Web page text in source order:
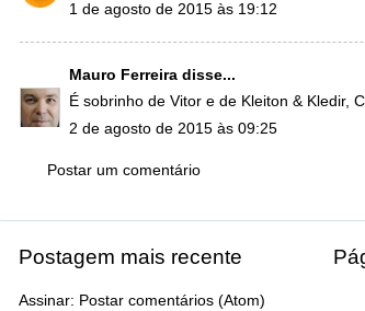
1 de agosto de 2015 às 19:12
Mauro Ferreira disse...
É sobrinho de Vitor e de Kleiton & Kledir,
2 de agosto de 2015 às 09:25
Postar um comentário
Postagem mais recente
Assinar: Postar comentários (Atom)